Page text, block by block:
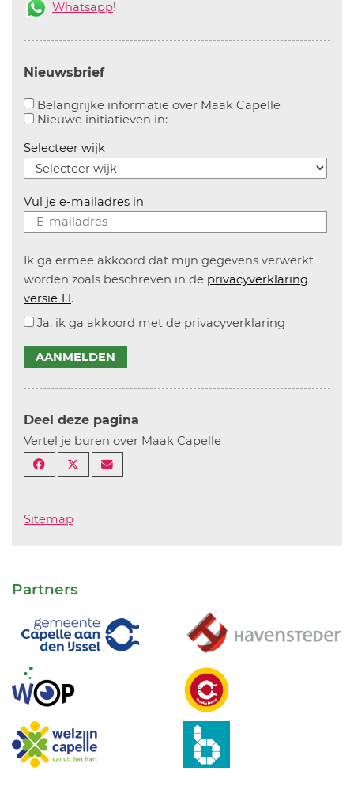
Whatsapp!
Nieuwsbrief
Belangrijke informatie over Maak CapelleAanvinken
Nieuwe initiatieven in:Aanvinken om informatie over
Selecteer wijk
Vul je e-mailadres in
Ik ga ermee akkoord dat mijn gegevens verwerkt
worden zoals beschreven in de privacyverklaring
versie 1.1.
Ja, ik ga akkoord met de privacyverklaring
AANMELDEN
Deel deze pagina
Vertel je buren over Maak Capelle
Sitemap
Partners